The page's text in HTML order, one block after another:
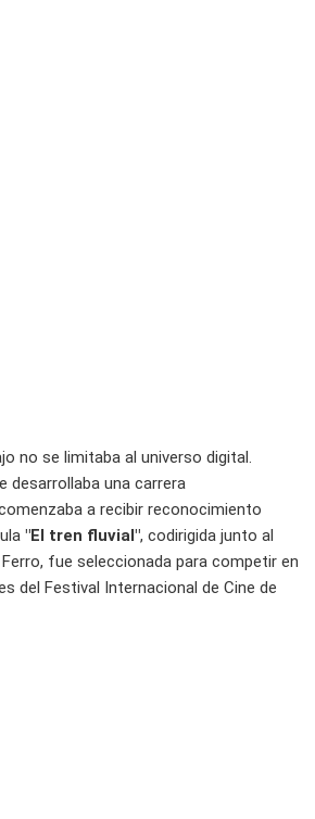
no se limitaba al universo digital.
desarrollaba una carrera
a recibir reconocimiento
"El tren fluvial", codirigida junto al
fue seleccionada para competir en
del Festival Internacional de Cine de